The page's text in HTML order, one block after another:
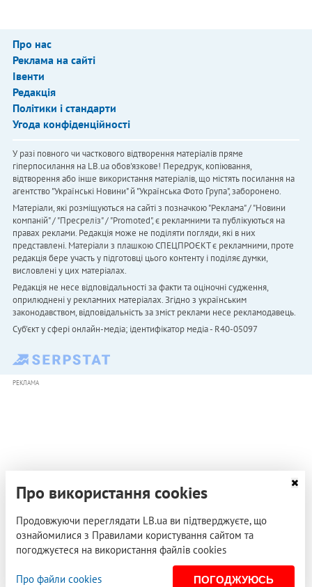
Про нас
Реклама на сайті
Івенти
Редакція
Політики і стандарти
Угода конфіденційності
У разі повного чи часткового відтворення матеріалів пряме
гіперпосилання на LB.ua обов'язкове! Передрук, копіювання,
відтворення або інше використання матеріалів, що містять посилання на
агентство "Українськi Новини" й "Українська Фото Група", заборонено.
Матеріали, які розміщуються на сайті з позначкою "Реклама" / "Новини
компаній" / "Пресреліз" / "Promoted", є рекламними та публікуються на
правах реклами. Редакція може не поділяти погляди, які в них
представлені. Матеріали з плашкою СПЕЦПРОЄКТ є рекламними, проте
редакція бере участь у підготовці цього контенту і поділяє думки,
висловлені у цих матеріалах.
Редакція не несе відповідальності за факти та оціночні судження,
оприлюднені у рекламних матеріалах. Згідно з українським
законодавством, відповідальність за зміст реклами несе рекламодавець.
Cуб'єкт у сфері онлайн-медіа; ідентифікатор медіа - R40-05097
РЕКЛАМА
Про використання cookies
Продовжуючи переглядати LB.ua ви підтверджуєте, що
ознайомилися з Правилами користування сайтом та
погоджуєтеся на використання файлів cookies
Про файли cookies ПОГОДЖУЮСЬ